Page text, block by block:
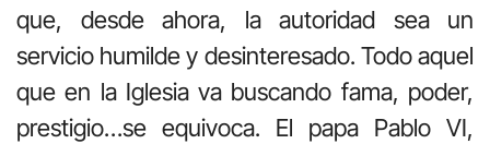
que, desde ahora, la autoridad sea un
servicio humilde y desinteresado. Todo aquel
que en la Iglesia va buscando fama, poder,
prestigio…se equivoca. El papa Pablo VI,